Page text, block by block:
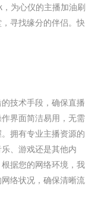
为心仪的主播加油刷
寻找缘分的伴侣。快
技术手段，确保直播
界面简洁易用，无需
拥有专业主播资源的
、游戏还是其他内
据您的网络环境，我
络状况，确保清晰流